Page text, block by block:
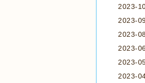
2023-
2023-
2023-
2023-
2023-
2023-